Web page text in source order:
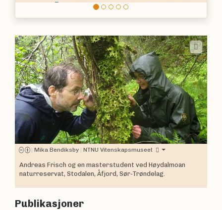
& C.F.Culb.
| Mika Bendiksby | NTNU Vitenskapsmuseet
Andreas Frisch og en masterstudent ved Høydalmoan
naturreservat, Stodalen, Åfjord, Sør-Trøndelag.
Publikasjoner